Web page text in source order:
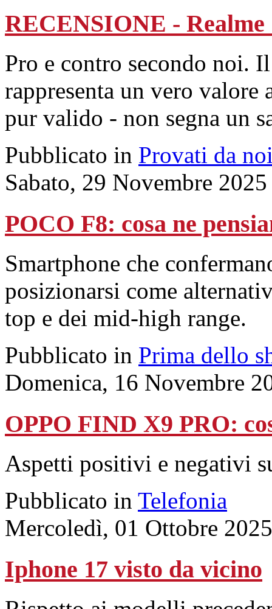
RECENSIONE - Realme
Pro e contro secondo noi.
rappresenta un vero valore
pur valido - non segna un
Pubblicato in Provati da
Sabato, 29 Novembre
POCO F8: cosa ne
Smartphone che
posizionarsi come
top e dei mid-high range.
Pubblicato in Prima dello
Domenica, 16 Novembre
OPPO FIND X9 PRO:
Aspetti positivi e negativi
Pubblicato in Telefonia
Mercoledì, 01 Ottobre
Iphone 17 visto da vicino